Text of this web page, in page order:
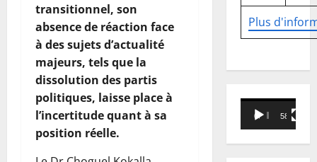
transitionnel, son
absence de réaction face
à des sujets d’actualité
majeurs, tels que la
dissolution des partis
politiques, laisse place à
l’incertitude quant à sa
position réelle.
Plus
Lecteur
vidéo
00:00 58:18